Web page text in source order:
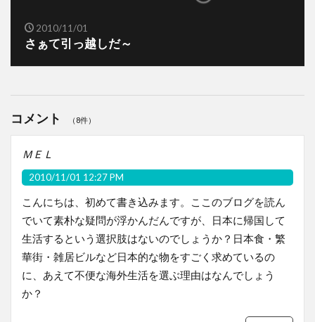
2010/11/01
さぁて引っ越しだ～
コメント （8件）
ＭＥＬ
2010/11/01 12:27 PM
こんにちは、初めて書き込みます。ここのブログを読ん
でいて素朴な疑問が浮かんだんですが、日本に帰国して
生活するという選択肢はないのでしょうか？日本食・繁
華街・雑居ビルなど日本的な物をすごく求めているの
に、あえて不便な海外生活を選ぶ理由はなんでしょう
か？